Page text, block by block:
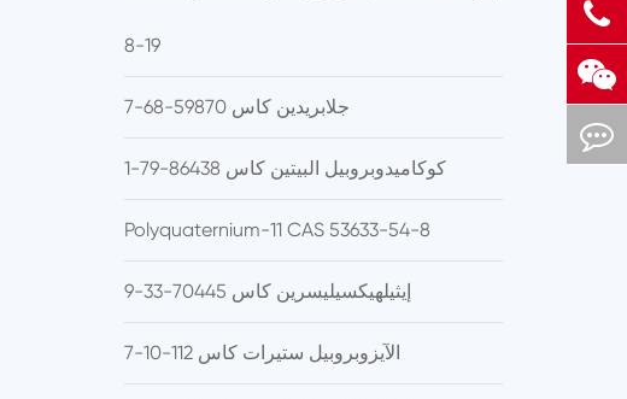
19-8
جلابريدين كاس 59870-68-7
كوكاميدوبروبيل البيتين كاس 86438-79-1
Polyquaternium-11 CAS 53633-54-8
إيثيلهيكسيليسرين كاس 70445-33-9
الآيزوبروبيل ستيرات كاس 112-10-7